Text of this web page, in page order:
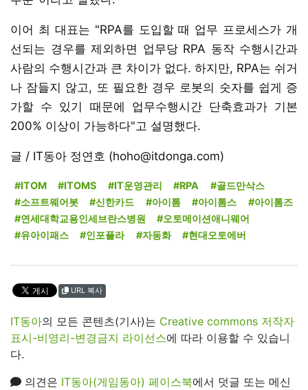
이어 최 대표는 "RPA를 도입할 때 업무 프로세스가 개
선되는 경우를 제외하면 업무당 RPA 동작 수행시간과
사람의 수행시간과 큰 차이가 없다. 하지만, RPA는 쉬거
나 잠들지 않고, 또 필요한 경우 로봇의 숫자를 쉽게 증
가할 수 있기 때문에 업무수행시간 단축효과가 기본
200% 이상이 가능하다"고 설명했다.
글 / IT동아 정연호 (hoho@itdonga.com)
#ITOM #ITOMS #IT운영관리 #RPA
#골드만삭스
#소프트웨어봇
#신한카드 #아이톰 #아이톰스
#아이톰즈
#연세대학교용인세브란스병원
#오토메이션애니웨어
#유아이패스
#인포플라 #자동화 #현대오토에버
URL 복사
IT동아의 모든 콘텐츠(기사)는 Creative commons 저작자
표시-비영리-변경금지 라이선스에 따라 이용할 수 있습니
다.
의견은 IT동아(게임동아) 페이스북에서 덧글 또는 메신